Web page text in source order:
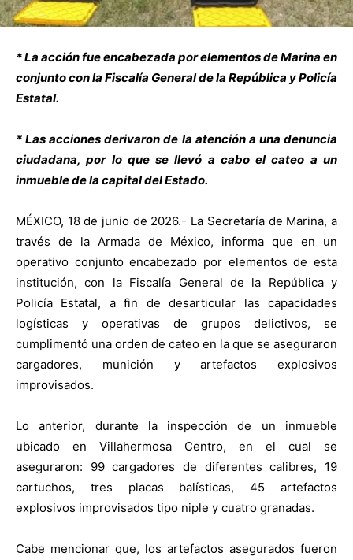
* La acción fue encabezada por elementos de Marina en
conjunto con la Fiscalía General de la República y Policía
Estatal.
* Las acciones derivaron de la atención a una denuncia
ciudadana, por lo que se llevó a cabo elcateo a un
inmueble de la capital del Estado.
MÉXICO, 18 de junio de 2026.- La Secretaría de Marina, a
través de la Armada de México, informa que en un
operativo conjunto encabezado por elementos de esta
institución, con la Fiscalía General de la República y
Policía Estatal, a fin de desarticular las capacidades
logísticas y operativas de grupos delictivos, se
cumplimentó una orden de cateo en la que se aseguraron
cargadores, munición yartefactos explosivos
improvisados.
Lo anterior, durante la inspección de un inmueble
ubicado en Villahermosa Centro, en el cual se
aseguraron: 99 cargadores de diferentes calibres, 19
cartuchos, tres placas balísticas, 45 artefactos
explosivos improvisados tipo niple y cuatro granadas.
Cabe mencionar que, los artefactos asegurados fueron